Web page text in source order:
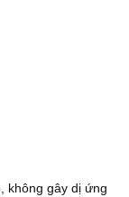
không gây dị ứng